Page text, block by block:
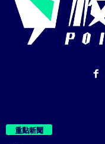
重點新聞